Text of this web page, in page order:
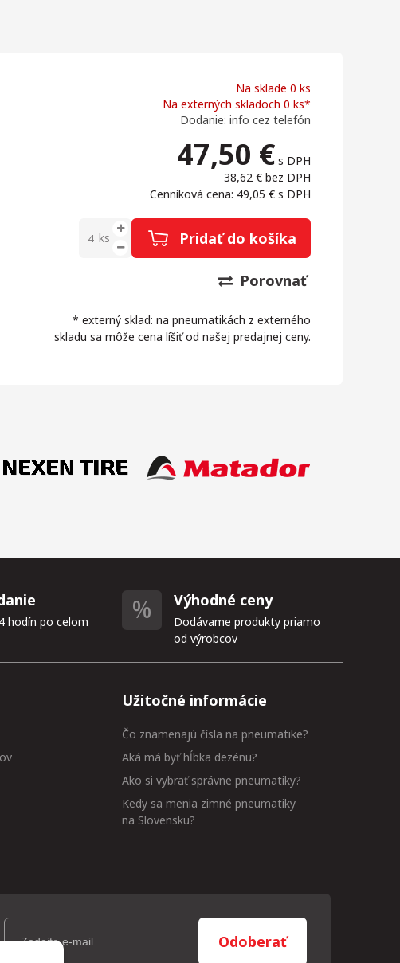
Na sklade 0 ks
Na externých skladoch 0 ks*
Dodanie: info cez telefón
47,50 € s DPH
38,62 € bez DPH
Cenníková cena: 49,05 € s DPH
ks Pridať do košíka
Porovnať
* externý sklad: na pneumatikách z externého
skladu sa môže cena líšiť od našej predajnej ceny.
hodín po celom
Výhodné ceny
Dodávame produkty priamo
od výrobcov
Užitočné informácie
Čo znamenajú čísla na pneumatike?
Aká má byť hĺbka dezénu?
Ako si vybrať správne pneumatiky?
Kedy sa menia zimné pneumatiky
na Slovensku?
Odoberať